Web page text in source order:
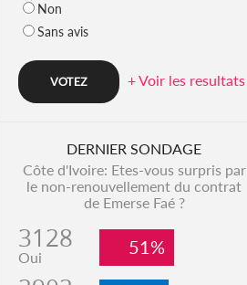
Non
Sans avis
+ Voir les resultats
DERNIER SONDAGE
Côte d'Ivoire: Etes-vous surpris par
le non-renouvellement du contrat
de Emerse Faé ?
3128
Oui 51%